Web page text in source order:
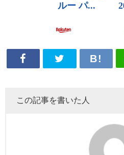
この記事を書いた人